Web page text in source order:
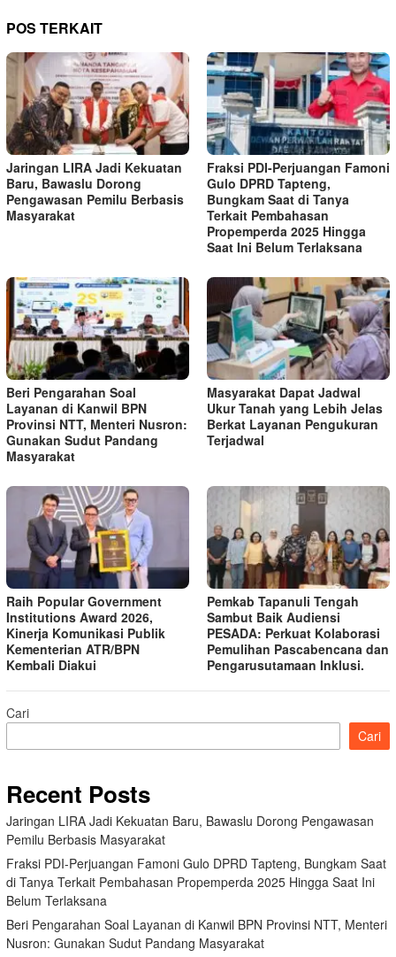
POS TERKAIT
Jaringan LIRA Jadi Kekuatan
Baru, Bawaslu Dorong
Pengawasan Pemilu Berbasis
Masyarakat
Fraksi PDI-Perjuangan Famoni
Gulo DPRD Tapteng,
Bungkam Saat di Tanya
Terkait Pembahasan
Propemperda 2025 Hingga
Saat Ini Belum Terlaksana
Beri Pengarahan Soal
Layanan di Kanwil BPN
Provinsi NTT, Menteri Nusron:
Gunakan Sudut Pandang
Masyarakat
Masyarakat Dapat Jadwal
Ukur Tanah yang Lebih Jelas
Berkat Layanan Pengukuran
Terjadwal
Raih Popular Government
Institutions Award 2026,
Kinerja Komunikasi Publik
Kementerian ATR/BPN
Kembali Diakui
Pemkab Tapanuli Tengah
Sambut Baik Audiensi
PESADA: Perkuat Kolaborasi
Pemulihan Pascabencana dan
Pengarusutamaan Inklusi.
Cari
Cari
Recent Posts
Jaringan LIRA Jadi Kekuatan Baru, Bawaslu Dorong Pengawasan
Pemilu Berbasis Masyarakat
Fraksi PDI-Perjuangan Famoni Gulo DPRD Tapteng, Bungkam Saat
di Tanya Terkait Pembahasan Propemperda 2025 Hingga Saat Ini
Belum Terlaksana
Beri Pengarahan Soal Layanan di Kanwil BPN Provinsi NTT, Menteri
Nusron: Gunakan Sudut Pandang Masyarakat